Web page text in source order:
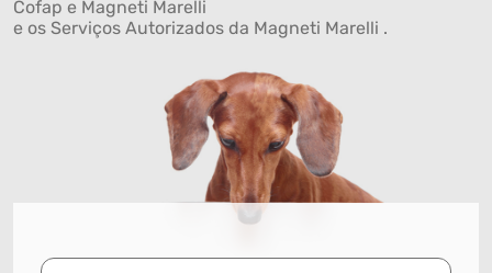
Cofap e Magneti Marelli
e os Serviços Autorizados da Magneti Marelli .